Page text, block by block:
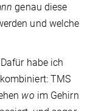
genau diese
und welche
habe ich
TMS
wo im Gehirn